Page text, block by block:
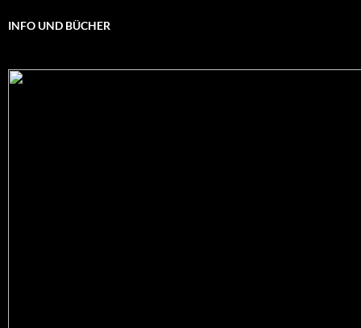
INFO UND BÜCHER